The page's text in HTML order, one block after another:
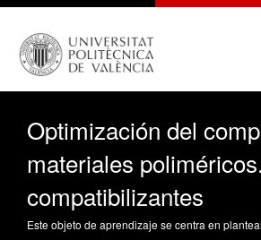
Optimización del
materiales
compatibilizantes